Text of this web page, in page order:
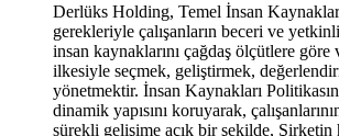
Derlüks Holding, Temel İnsan
gerekleriyle çalışanların beceri ve
insan kaynaklarını çağdaş ölçütlere göre
ilkesiyle seçmek, geliştirmek,
yönetmektir. İnsan Kaynakları
dinamik yapısını koruyarak,
sürekli gelişime açık bir şekilde, Şirketin